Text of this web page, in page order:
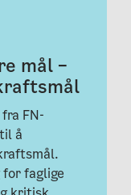
mål –
FN-
å
faglige